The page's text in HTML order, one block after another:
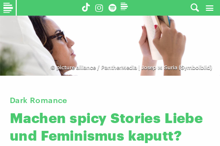
©picture alliance / PantherMedia | Josep M Suria (Symbolbild)
Dark Romance
Machen spicy Stories Liebe
und Feminismus kaputt?